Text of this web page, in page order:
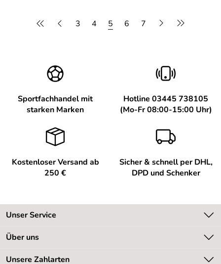
3 4 5 6 7
Sportfachhandel mit
starken Marken
Hotline 03445 738105
(Mo-Fr 08:00-15:00 Uhr)
Kostenloser Versand ab
250 €
Sicher & schnell per DHL,
DPD und Schenker
Unser Service
Kontakt
Über uns
Unsere Bestseller
Unsere Zahlarten